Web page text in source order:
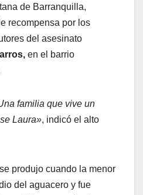
de Barranquilla,
recompensa por los
del asesinato
en el barrio
familia que vive un
Laura», indicó el alto
produjo cuando la menor
del aguacero y fue